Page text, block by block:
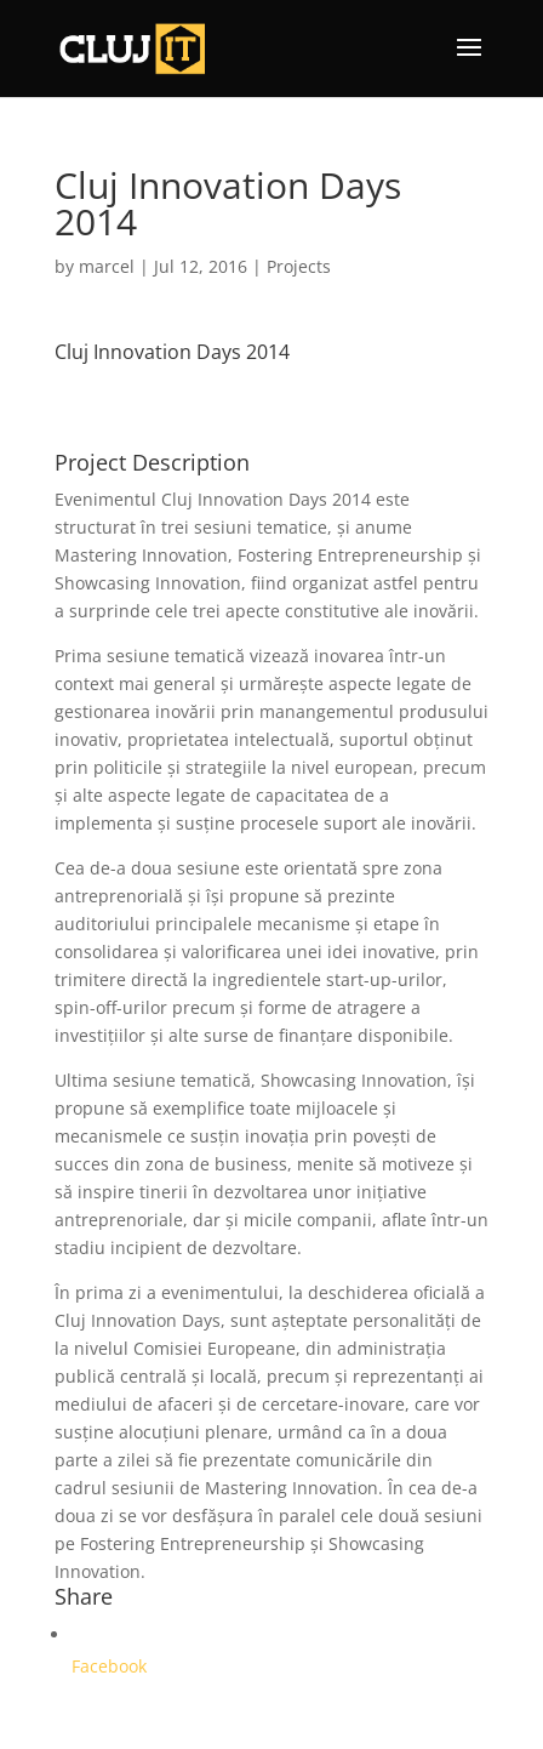
Cluj Innovation Days
2014
by marcel | Jul 12, 2016| Projects
Cluj Innovation Days 2014
Project Description
Evenimentul Cluj Innovation Days 2014 este
structurat în trei sesiuni tematice, și anume
Mastering Innovation, Fostering Entrepreneurship și
Showcasing Innovation, fiind organizat astfel pentru
a surprinde cele trei apecte constitutive ale inovării.
Prima sesiune tematică vizează inovarea într-un
context mai general și urmărește aspecte legate de
gestionarea inovării prin manangementul produsului
inovativ, proprietatea intelectuală, suportul obținut
prin politicile și strategiile la nivel european, precum
și alte aspecte legate de capacitatea de a
implementa și susține procesele suport ale inovării.
Cea de-a doua sesiune este orientată spre zona
antreprenorială și își propune să prezinte
auditoriului principalele mecanisme și etape în
consolidarea și valorificarea unei idei inovative, prin
trimitere directă la ingredientele start-up-urilor,
spin-off-urilor precum și forme de atragere a
investițiilor și alte surse de finanțare disponibile.
Ultima sesiune tematică, Showcasing Innovation, își
propune să exemplifice toate mijloacele și
mecanismele ce susțin inovația prin povești de
succes din zona de business, menite să motiveze și
să inspire tinerii în dezvoltarea unor inițiative
antreprenoriale, dar și micile companii, aflate într-un
stadiu incipient de dezvoltare.
În prima zi a evenimentului, la deschiderea oficială a
Cluj Innovation Days, sunt așteptate personalități de
la nivelul Comisiei Europeane, din administrația
publică centrală și locală, precum și reprezentanți ai
mediului de afaceri și de cercetare-inovare, care vor
susține alocuțiuni plenare, urmând ca în a doua
parte a zilei să fie prezentate comunicările din
cadrul sesiunii de Mastering Innovation. În cea de-a
doua zi se vor desfășura în paralel cele două sesiuni
pe Fostering Entrepreneurship și Showcasing
Innovation.
Share
Facebook